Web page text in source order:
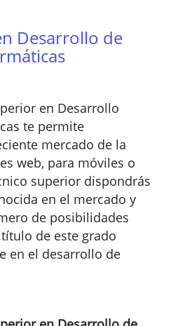
Desarrollo de
en Desarrollo
te permite
mercado de la
web, para móviles o
superior dispondrás
en el mercado y
de posibilidades
de este grado
en el desarrollo de